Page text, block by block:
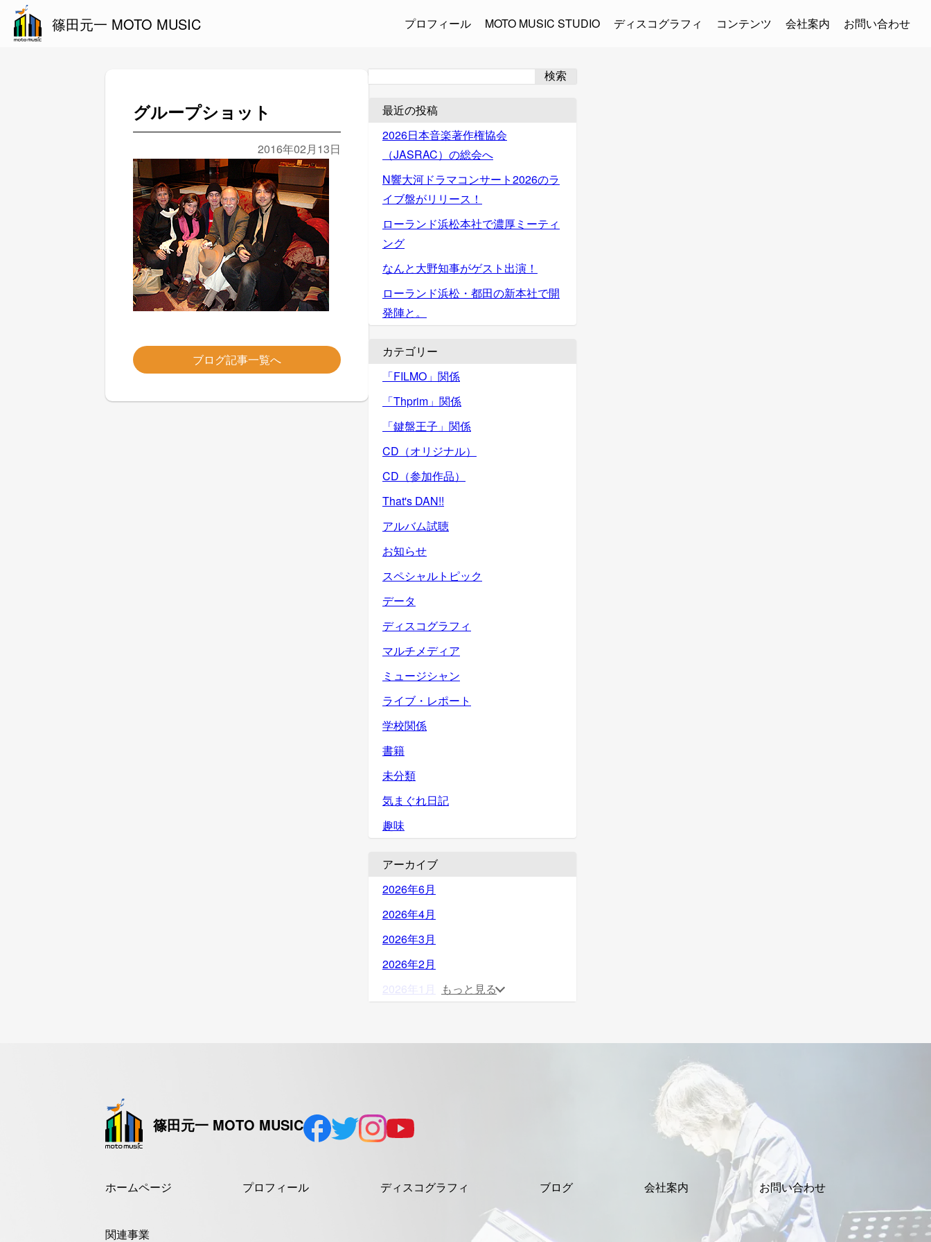
篠田元一 MOTO MUSIC プロフィール MOTO MUSIC STUDIO ディスコグラフィ コンテンツ 会社案内 お問い合わせ
グループショット
2016年02月13日
ブログ記事一覧へ
検索
最近の投稿
2026日本音楽著作権協会
（JASRAC）の総会へ
N響大河ドラマコンサート2026のラ
イブ盤がリリース！
ローランド浜松本社で濃厚ミーティ
ング
なんと大野知事がゲスト出演！
ローランド浜松・都田の新本社で開
発陣と。
カテゴリー
「FILMO」関係
「Thprim」関係
「鍵盤王子」関係
CD（オリジナル）
CD（参加作品）
That's DAN!!
アルバム試聴
お知らせ
スペシャルトピック
データ
ディスコグラフィ
マルチメディア
ミュージシャン
ライブ・レポート
学校関係
書籍
未分類
気まぐれ日記
趣味
アーカイブ
2026年6月
2026年4月
2026年3月
2026年2月
2026年1月
2025年8月
2025年7月
2025年5月
もっと見る
篠田元一 MOTO MUSIC
ホームページ プロフィール ディスコグラフィ ブログ 会社案内 お問い合わせ
関連事業